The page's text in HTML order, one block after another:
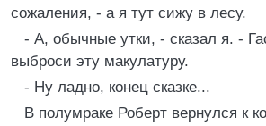
сожаления, - а я тут сижу в лесу.
- А, обычные утки, - сказал я. -
выброси эту макулатуру.
- Ну ладно, конец сказке...
В полумраке Роберт вернулся к